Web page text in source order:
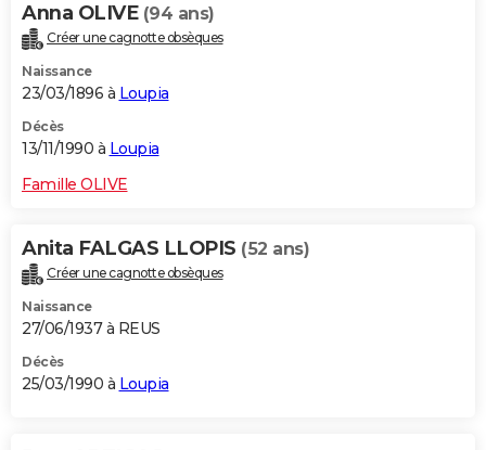
Anna OLIVE (94 ans)
Créer une cagnotte obsèques
Naissance
23/03/1896 à Loupia
Décès
13/11/1990 à Loupia
Famille OLIVE
Anita FALGAS LLOPIS (52 ans)
Créer une cagnotte obsèques
Naissance
27/06/1937 à REUS
Décès
25/03/1990 à Loupia